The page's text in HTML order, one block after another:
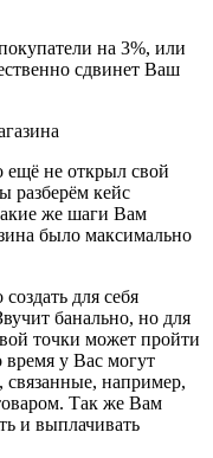
на 3%, или
сдвинет Ваш
ещё не открыл свой
разберём кейс
же шаги Вам
было максимально
для себя
банально, но для
точки может пройти
время у Вас могут
связанные, например,
Так же Вам
и выплачивать